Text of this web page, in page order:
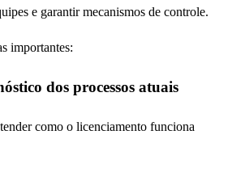
e garantir mecanismos de controle.
importantes:
dos processos atuais
como o licenciamento funciona